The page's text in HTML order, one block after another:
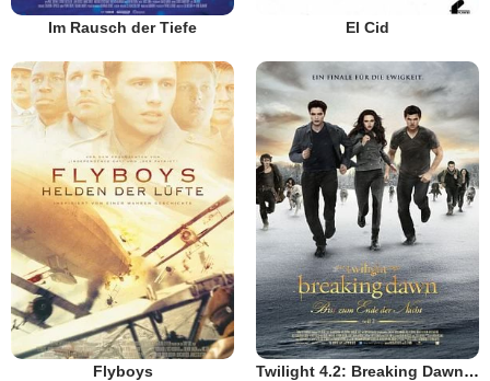
Im Rausch der Tiefe El Cid
Flyboys Twilight 4.2: Breaking Dawn - Bis(s) zum Ende der Nacht (Teil 2)